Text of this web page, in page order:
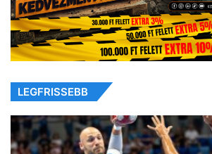
LEGFRISSEBB